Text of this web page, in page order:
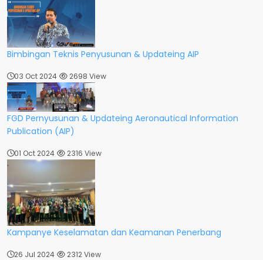
Bimbingan Teknis Penyusunan & Updateing AIP
03 Oct 2024 2698 View
FGD Pernyusunan & Updateing Aeronautical Information
Publication (AIP)
01 Oct 2024 2316 View
Kampanye Keselamatan dan Keamanan Penerbang
26 Jul 2024 2312 View